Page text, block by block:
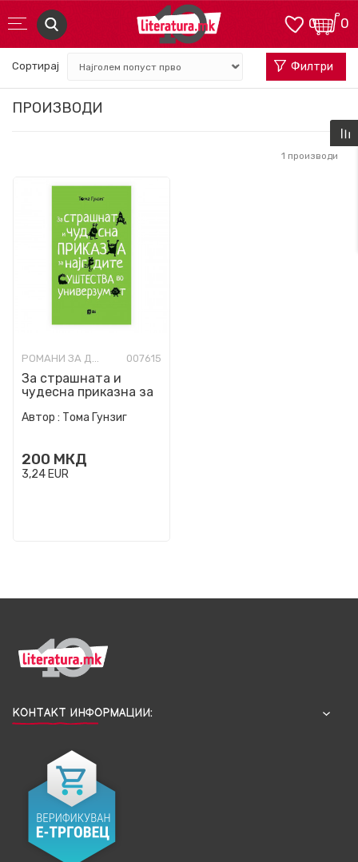
0
0
ПРОИЗВОДИ
Сортирај Филтри
1 производи
РОМАНИ ЗА ДЕЦА 007615
За страшната и
чудесна приказна за
во универзумот
Автор : Тома Гунзиг
200 МКД
3,24 EUR
КОНТАКТ ИНФОРМАЦИИ: